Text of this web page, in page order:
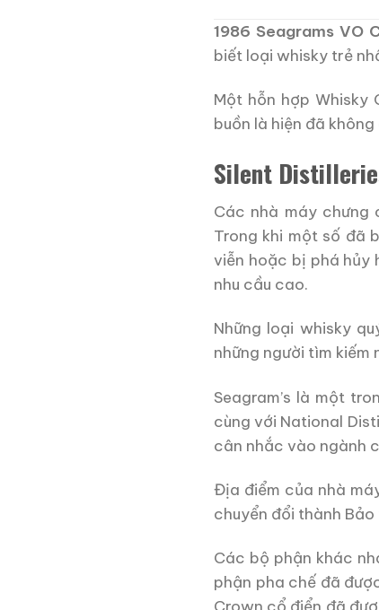
1986 Seagrams VO
biết loại whisky trẻ
Một hỗn hợp
buồn là hiện đã
Silent
Các nhà máy
Trong khi một số đã
viễn hoặc bị phá hủy
nhu cầu cao.
Những loại whisky
những người tìm
Seagram’s là một
cùng với National
cân nhắc vào ngành
Địa điểm của nhà
chuyển đổi thành
Các bộ phận khác
phận pha chế đã